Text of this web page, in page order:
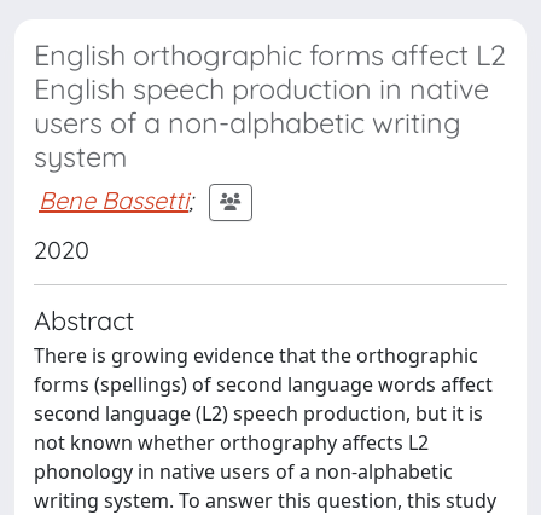
English orthographic forms affect L2
English speech production in native
users of a non-alphabetic writing
system
Bene Bassetti;
2020
Abstract
There is growing evidence that the orthographic
forms (spellings) of second language words affect
second language (L2) speech production, but it is
not known whether orthography affects L2
phonology in native users of a non-alphabetic
writing system. To answer this question, this study